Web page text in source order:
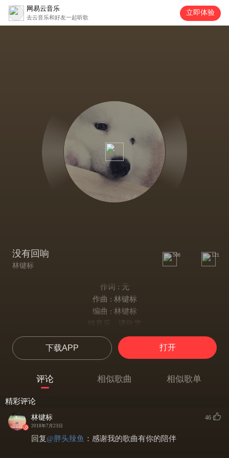
网易云音乐
去云音乐和好友一起听歌
立即体验
没有回响
林键标
506 121
作词 : 无
作曲 : 林键标
编曲 : 林键标
纯音乐，请欣赏
下载APP 打开
评论 相似歌曲 相似歌单
精彩评论
林键标
2018年7月23日
46
回复@ 胖头辣鱼 ： 感谢我的歌曲有你的陪伴